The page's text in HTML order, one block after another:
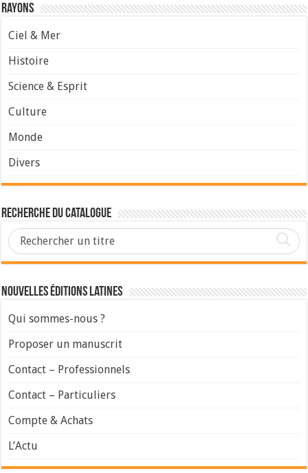
Rayons
Ciel & Mer
Histoire
Science & Esprit
Culture
Monde
Divers
Recherche du Catalogue
Nouvelles Éditions Latines
Qui sommes-nous ?
Proposer un manuscrit
Contact – Professionnels
Contact – Particuliers
Compte & Achats
L’Actu